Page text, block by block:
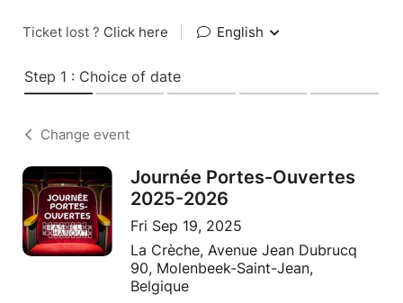
Ticket lost ? Click here English
Step 1 : Choice of date
Change event
Journée Portes-Ouvertes
2025-2026
Fri Sep 19, 2025
La Crèche, Avenue Jean Dubrucq
90, Molenbeek-Saint-Jean,
Belgique